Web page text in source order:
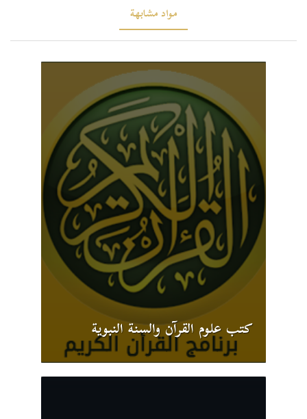
مواد مشابهة
كتب علوم القرآن والسنة النبوية